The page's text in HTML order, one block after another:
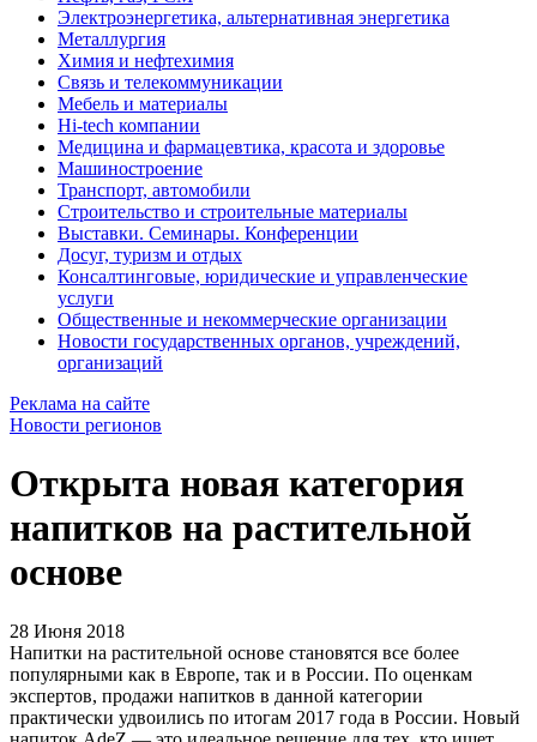
Электроэнергетика, альтернативная энергетика
Металлургия
Химия и нефтехимия
Связь и телекоммуникации
Мебель и материалы
Hi-tech компании
Медицина и фармацевтика, красота и здоровье
Машиностроение
Транспорт, автомобили
Строительство и строительные материалы
Выставки. Семинары. Конференции
Досуг, туризм и отдых
Консалтинговые, юридические и управленческие
услуги
Общественные и некоммерческие организации
Новости государственных органов, учреждений,
организаций
Реклама на сайте
Новости регионов
Открыта новая категория
напитков на растительной
основе
28 Июня 2018
Напитки на растительной основе становятся все более
популярными как в Европе, так и в России. По оценкам
экспертов, продажи напитков в данной категории
практически удвоились по итогам 2017 года в России. Новый